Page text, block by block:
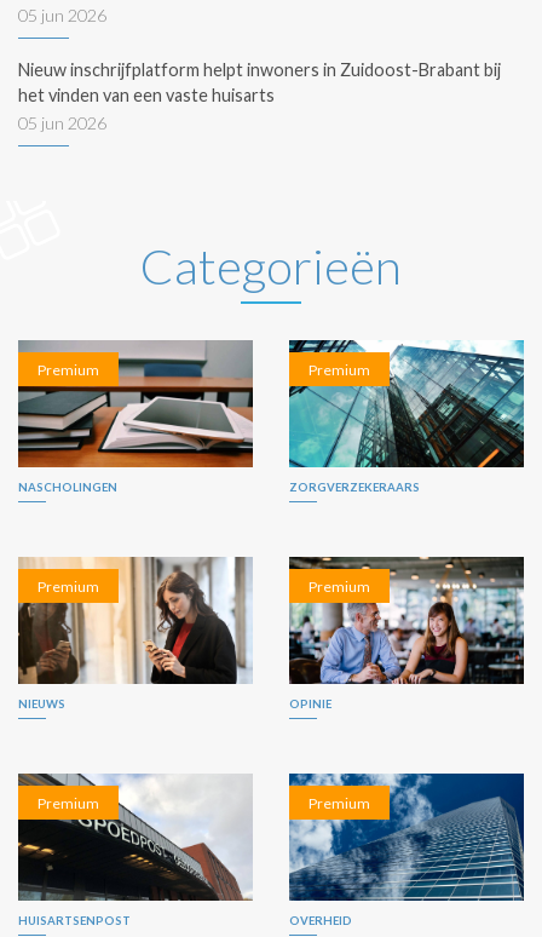
05 jun 2026
Nieuw inschrijfplatform helpt inwoners in Zuidoost-Brabant bij
het vinden van een vaste huisarts
05 jun 2026
Categorieën
Premium
NASCHOLINGEN
Premium
ZORGVERZEKERAARS
Premium
NIEUWS
Premium
OPINIE
Premium
HUISARTSENPOST
Premium
OVERHEID